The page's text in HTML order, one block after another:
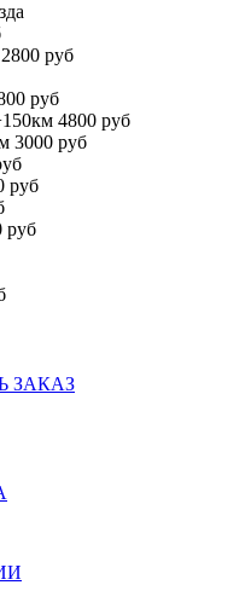
2800 руб
руб
4800 руб
3000 руб
руб
руб
ЗАКАЗ